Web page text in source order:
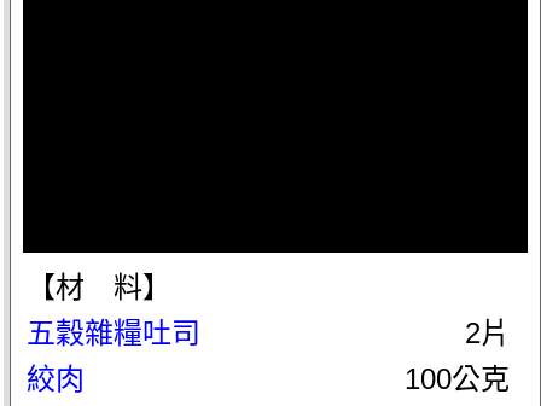
【材 料】
五穀雜糧吐司
2片
絞肉
100公克